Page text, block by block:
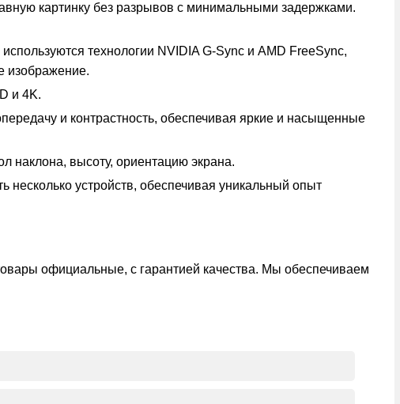
картинку без разрывов с минимальными задержками.
технологии NVIDIA G-Sync и AMD FreeSync,
изображение.
и 4K.
и контрастность, обеспечивая яркие и насыщенные
наклона, высоту, ориентацию экрана.
устройств, обеспечивая уникальный опыт
официальные, с гарантией качества. Мы обеспечиваем